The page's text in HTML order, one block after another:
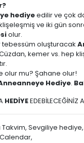
hediyeedilir ve çok
ve iki gün
olur.
tebessüm oluşturacak
kemer vs. hep
olur mu? Şahane olur!
Hediye.
HEDİYEEDEBİLECEĞİNİZ
Sevgiliye